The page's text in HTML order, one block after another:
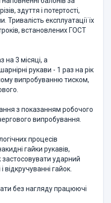
здуття і потертості,
Тривалість експлуатації їх
встановлених ГОСТ
на 3 місяці, а
рукави - 1 раз на рік
випробуванню тиском,
з показанням робочого
випробування.
процесів
гайки рукавів,
ударний
відкручуванні гайок.
без нагляду працюючі